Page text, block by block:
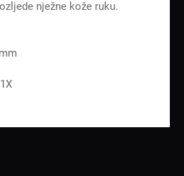
nježne kože ruku.